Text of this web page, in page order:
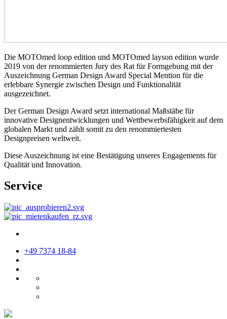
Die MOTOmed loop edition und MOTOmed layson edition wurde
2019 von der renommierten Jury des Rat für Formgebung mit der
Auszeichnung German Design Award Special Mention für die
erlebbare Synergie zwischen Design und Funktionalität
ausgezeichnet.
Der German Design Award setzt international Maßstäbe für
innovative Designentwicklungen und Wettbewerbsfähigkeit auf dem
globalen Markt und zählt somit zu den renommiertesten
Designpreisen weltweit.
Diese Auszeichnung ist eine Bestätigung unseres Engagements für
Qualität und Innovation.
Service
+49 7374 18-84